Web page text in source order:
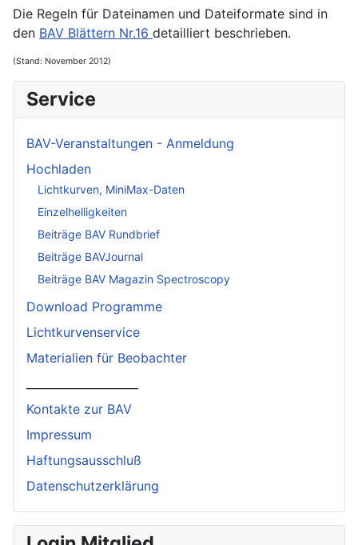
Die Regeln für Dateinamen und Dateiformate sind in
den BAV Blättern Nr.16 detailliert beschrieben.
(Stand: November 2012)
Service
BAV-Veranstaltungen - Anmeldung
Hochladen
Lichtkurven, MiniMax-Daten
Einzelhelligkeiten
Beiträge BAV Rundbrief
Beiträge BAVJournal
Beiträge BAV Magazin Spectroscopy
Download Programme
Lichtkurvenservice
Materialien für Beobachter
Kontakte zur BAV
Impressum
Haftungsausschluß
Datenschutzerklärung